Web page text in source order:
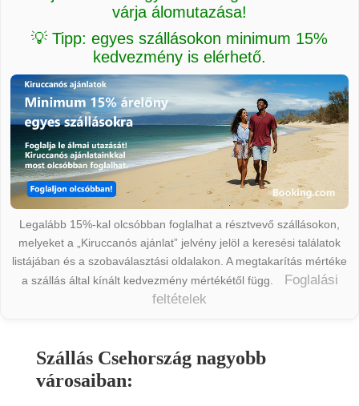
várja álomutazása!
💡 Tipp: egyes szállásokon minimum 15%
kedvezmény is elérhető.
Legalább 15%-kal olcsóbban foglalhat a résztvevő szállásokon,
melyeket a „Kiruccanós ajánlat” jelvény jelöl a keresési találatok
listájában és a szobaválasztási oldalakon. A megtakarítás mértéke
a szállás által kínált kedvezmény mértékétől függ.
Foglalási
feltételek
Szállás Csehország nagyobb
városaiban: